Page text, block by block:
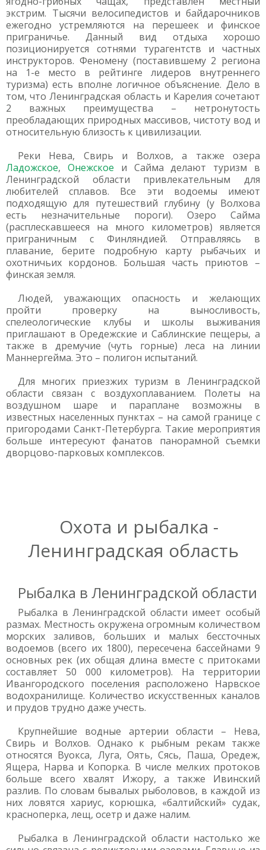
экстрим. Тысячи велосипедистов и байдарочников
ежегодно устремляются на перешеек и финское
приграничье. Данный вид отдыха хорошо
позиционируется сотнями турагентств и частных
инструкторов. Феномену (поставившему 2 региона
на 1-е место в рейтинге лидеров внутреннего
туризма) есть вполне логичное объяснение. Дело в
том, что Ленинградская область и Карелия сочетают
2 важных преимущества – нетронутость
преобладающих природных массивов, чистоту вод и
относительную близость к цивилизации.
Реки Нева, Свирь и Волхов, а также озера
Ладожское, Онежское и Сайма делают туризм в
Ленинградской области привлекательным для
любителей сплавов. Все эти водоемы имеют
подходящую для путешествий глубину (у Волхова
есть незначительные пороги). Озеро Сайма
(расплескавшееся на много километров) является
приграничным с Финляндией. Отправляясь в
плавание, берите подробную карту рыбачьих и
охотничьих кордонов. Большая часть приютов –
финская земля.
Людей, уважающих опасность и желающих
пройти проверку на выносливость,
спелеологические клубы и школы выживания
приглашают в Оредежские и Саблинские пещеры, а
также в дремучие (чуть горные) леса на линии
Маннергейма. Это – полигон испытаний.
Для многих приезжих туризм в Ленинградской
области связан с воздухоплаванием. Полеты на
воздушном шаре и параплане возможны в
известных населенных пунктах – на самой границе с
пригородами Санкт-Петербурга. Такие мероприятия
больше интересуют фанатов панорамной съемки
дворцово-парковых комплексов.
Охота и рыбалка -
Ленинградская область
Рыбалка в Ленинградской области
Рыбалка в Ленинградской области имеет особый
размах. Местность окружена огромным количеством
морских заливов, больших и малых бессточных
водоемов (всего их 1800), пересечена бассейнами 9
основных рек (их общая длина вместе с притоками
составляет 50 000 километров). На территории
Ивангородского поселения расположено Нарвское
водохранилище. Количество искусственных каналов
и прудов трудно даже учесть.
Крупнейшие водные артерии области – Нева,
Свирь и Волхов. Однако к рыбным рекам также
относятся Вуокса, Луга, Оять, Сясь, Паша, Оредеж,
Ящера, Нарва и Копорка. В числе мелких протоков
больше всего хвалят Ижору, а также Ивинский
разлив. По словам бывалых рыболовов, в каждой из
них ловятся хариус, корюшка, «балтийский» судак,
красноперка, лещ, осетр и даже налим.
Рыбалка в Ленинградской области настолько же